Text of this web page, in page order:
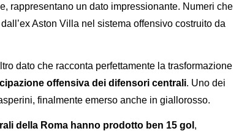
rappresentano un dato impressionante. Numeri che
Aston Villa nel sistema offensivo costruito da
dato che racconta perfettamente la trasformazione
offensiva dei difensori centrali. Uno dei
finalmente emerso anche in giallorosso.
della Roma hanno prodotto ben 15 gol ,